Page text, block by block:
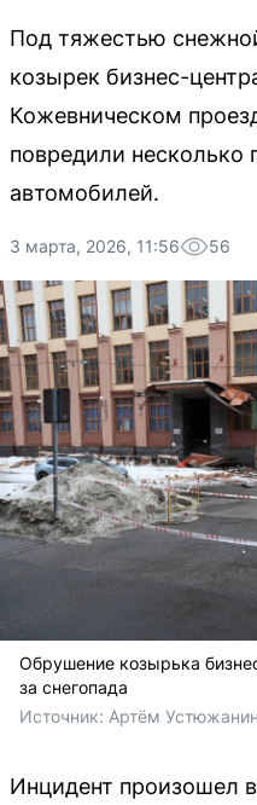
Под тяжестью
козырек бизнес-
Кожевническом
повредили несколько
автомобилей.
3 марта, 2026, 11:56 56
Обрушение козырька
за снегопада
Источник: Артём
Инцидент произошел